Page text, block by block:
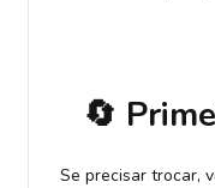
🔄
Se precisar trocar,